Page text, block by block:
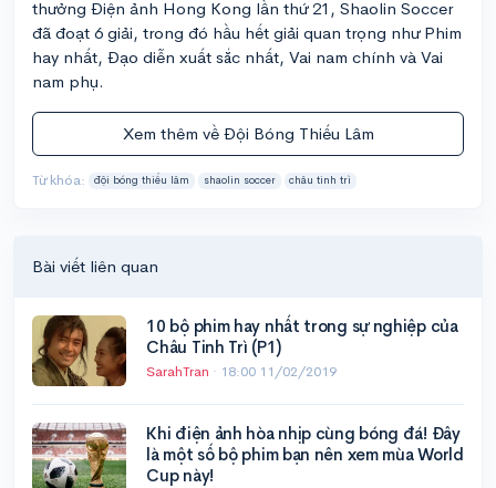
thưởng Điện ảnh Hong Kong lần thứ 21, Shaolin Soccer
đã đoạt 6 giải, trong đó hầu hết giải quan trọng như Phim
hay nhất, Đạo diễn xuất sắc nhất, Vai nam chính và Vai
nam phụ.
Xem thêm về Đội Bóng Thiếu Lâm
Từ khóa: đội bóng thiếu lâm shaolin soccer châu tinh trì
Bài viết liên quan
10 bộ phim hay nhất trong sự nghiệp của
Châu Tinh Trì (P1)
SarahTran · 18:00 11/02/2019
Khi điện ảnh hòa nhịp cùng bóng đá! Đây
là một số bộ phim bạn nên xem mùa World
Cup này!